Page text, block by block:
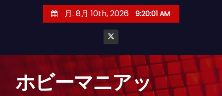
月. 8月 10th, 2026 9:20:02 AM
ホビーマニアッ